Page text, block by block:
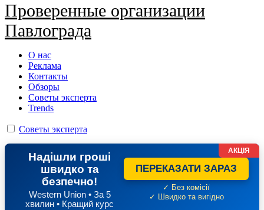
Проверенные организации
Павлограда
О нас
Реклама
Контакты
Обзоры
Советы эксперта
Trends
Советы эксперта
Надішли гроші
швидко та
безпечно!
Western Union • За 5
хвилин • Кращий курс
ПЕРЕКАЗАТИ ЗАРАЗ
✓ Без комісії
✓ Швидко та вигідно
АКЦІЯ